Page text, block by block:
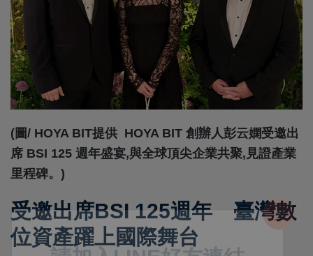
(圖/ HOYA BIT提供 HOYA BIT 創辦人彭云嫻受邀出
席 BSI 125 週年盛宴,與全球頂尖企業共聚,見證產業
里程碑。)
受邀出席BSI 125週年 臺灣數
位資產躍上國際舞台